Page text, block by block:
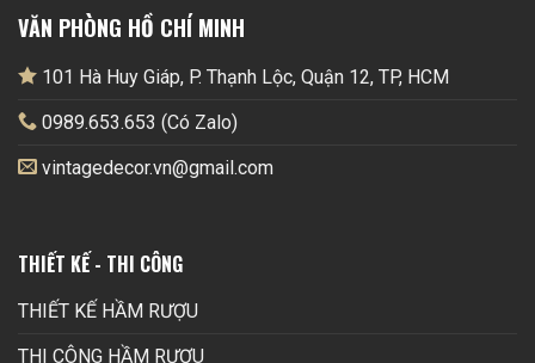
VĂN PHÒNG HỒ CHÍ MINH
101 Hà Huy Giáp, P. Thạnh Lộc, Quận 12, TP, HCM
0989.653.653 (Có Zalo)
vintagedecor.vn@gmail.com
THIẾT KẾ - THI CÔNG
THIẾT KẾ HẦM RƯỢU
THI CÔNG HẦM RƯỢU